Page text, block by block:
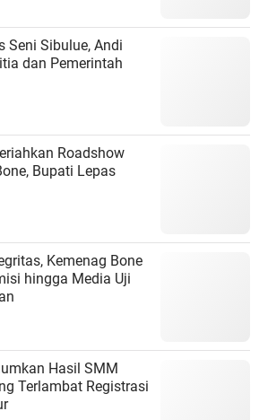
Seni Sibulue, Andi
dan Pemerintah
Roadshow
Bupati Lepas
Kemenag Bone
hingga Media Uji
Hasil SMM
Terlambat Registrasi